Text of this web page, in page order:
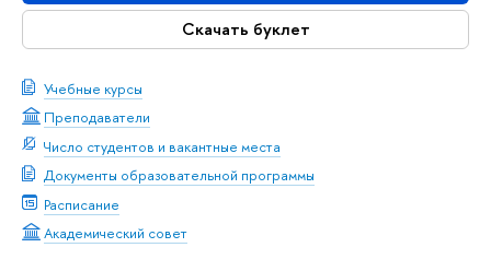
Скачать буклет
Учебные курсы
Преподаватели
Число студентов и вакантные места
Документы образовательной программы
Расписание
Академический совет